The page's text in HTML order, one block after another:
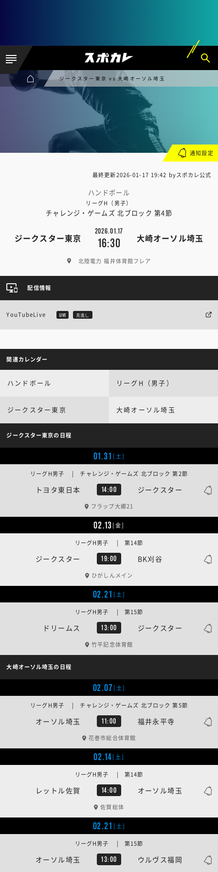
ジークスター東京 vs 大崎オーソル埼玉
最終更新2026-01-17 19:42 byスポカレ公式
ハンドボール
リーグH（男子）
チャレンジ・ゲームズ 北ブロック 第4節
ジークスター東京
2026.01.17
16:30 大崎オーソル埼玉
北陸電力 福井体育館フレア
通知設定
配信情報
YouTubeLive LIVE 見逃し
関連カレンダー
ハンドボール リーグH（男子）
ジークスター東京 大崎オーソル埼玉
ジークスター東京の日程
01.31 [土]
トヨタ東日本 14:00 ジークスター
リーグH男子 | チャレンジ・ゲームズ 北ブロック 第2節
フラップ大郷21
02.13[金]
ジークスター 19:00 BK刈谷
リーグH男子 | 第14節
ひがしんメイン
02.21 [土]
ドリームス 13:00 ジークスター
リーグH男子 | 第15節
竹平記念体育館
大崎オーソル埼玉の日程
02.07[土]
オーソル埼玉 11:00 福井永平寺
リーグH男子 | チャレンジ・ゲームズ 北ブロック 第5節
花巻市総合体育館
02.14[土]
レットル佐賀 14:00 オーソル埼玉
リーグH男子 | 第14節
佐賀総体
02.21 [土]
オーソル埼玉 13:00 ウルヴス福岡
リーグH男子 | 第15節